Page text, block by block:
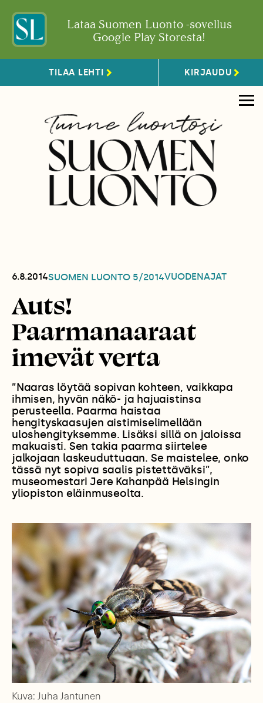
Lataa Suomen Luonto -sovellus
Google Play Storesta!
TILAA LEHTI KIRJAUDU
6.8.2014SUOMEN LUONTO 5/2014VUODENAJAT
Auts!
Paarmanaaraat
imevät verta
”Naaras löytää sopivan kohteen, vaikkapa
ihmisen, hyvän näkö- ja hajuaistinsa
perusteella. Paarma haistaa
hengityskaasujen aistimiselimellään
uloshengityksemme. Lisäksi sillä on jaloissa
makuaisti. Sen takia paarma siirtelee
jalkojaan laskeuduttuaan. Se maistelee, onko
tässä nyt sopiva saalis pistettäväksi”,
museomestari Jere Kahanpää Helsingin
yliopiston eläinmuseolta.
Kuva: Juha Jantunen